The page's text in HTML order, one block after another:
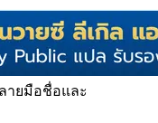
ายมือชื่อและ